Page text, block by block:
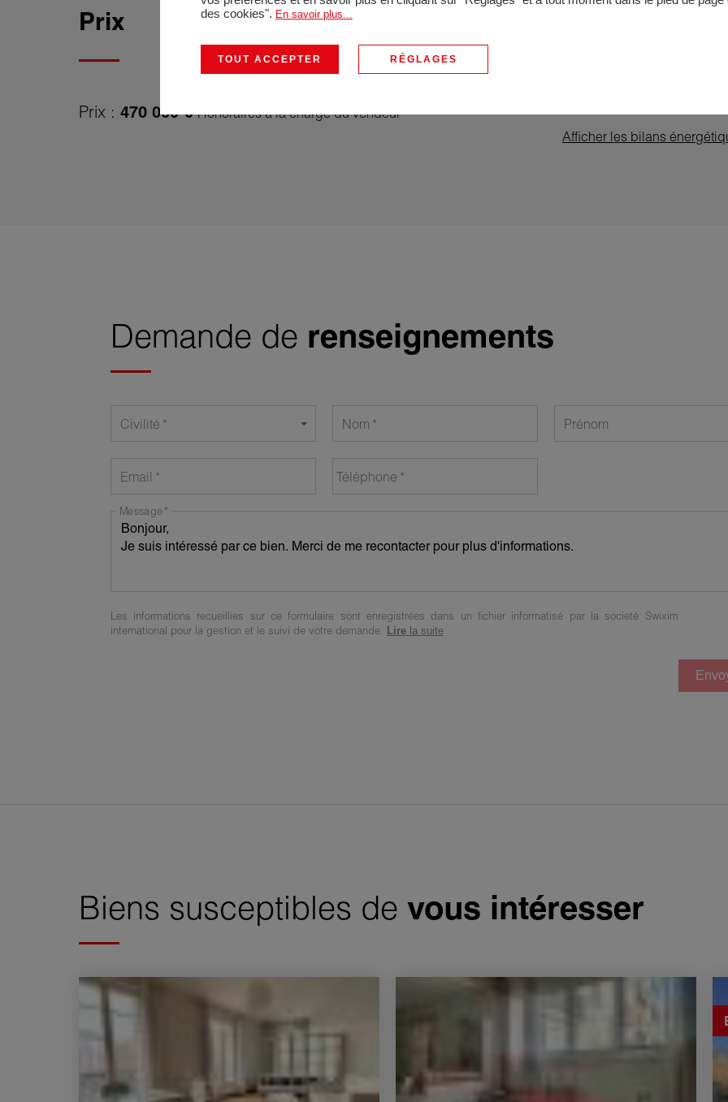
Prix
Prix : 470 000 €Honoraires à la charge du vendeur
Afficher les bilans
Demande de renseignements
Civilité Nom Prénom
Email Téléphone
Message
Les informations recueillies sur ce formulaire sont enregistrées dans un fichier informatisé par la société Swixim
international pour la gestion et le suivi de votre demande.
Lirela suite
Biens susceptibles de vous intéresser
Vente Appartement Paris 20ème 2 Pièces 38.78 m² Vente Appartement Paris 20ème 2 Pièces 38 m²
des cookies". En savoir plus...
TOUT ACCEPTER RÉGLAGES